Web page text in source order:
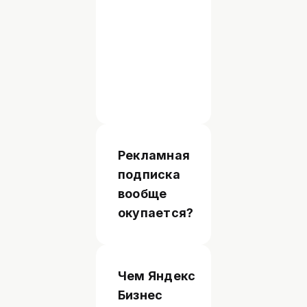
Рекламная
подписка
вообще
окупается?
Чем Яндекс
Бизнес